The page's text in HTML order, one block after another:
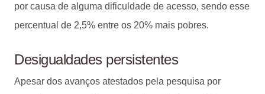
por causa de alguma dificuldade de acesso, sendo esse
percentual de 2,5% entre os 20% mais pobres.
Desigualdades persistentes
Apesar dos avanços atestados pela pesquisa por